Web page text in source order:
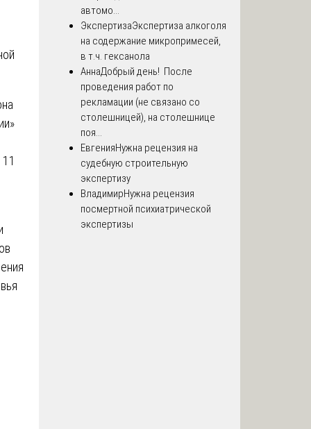
автомо...
ЭкспертизаЭкспертиза алкоголя
на содержание микропримесей,
в т.ч. гексанола
АннаДобрый день! После
проведения работ по
рекламации (не связано со
столешницей), на столешнице
поя...
ЕвгенияНужна рецензия на
судебную строительную
экспертизу
ВладимирНужна рецензия
посмертной психиатрической
экспертизы